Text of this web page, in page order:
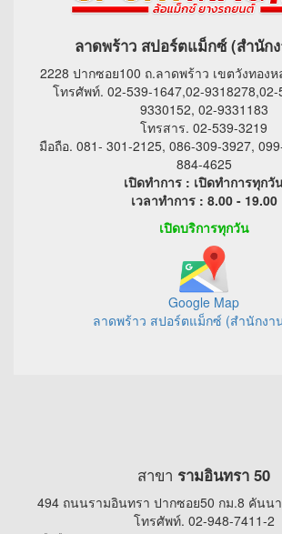
ลาดพร้าว สปอร์ตแม็กซ์ (สำนัก
2228 ปากซอย100 ถ.ลาดพร้าว เขตวังทอง
โทรศัพท์. 02-539-1647,02-9318278,02-
9330152, 02-9331183
โทรสาร. 02-539-3219
มือถือ. 081- 301-2125, 086-309-3927,
884-4625
เปิดทำการ : เปิดทำการทุกวั
เวลาทำการ : 8.00 - 19.00
เปิดบริการทุกวัน
Google Map
ลาดพร้าว สปอร์ตแม็กซ์ (สำนักงา
สาขา รามอินทรา 50
494 ถนนรามอินทรา ปากซอย50 กม.8 คันน
โทรศัพท์. 02-948-7411-2